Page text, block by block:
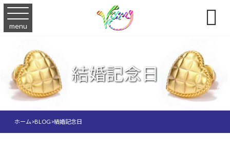
menu 
結婚記念日
ホーム>BLOG>結婚記念日